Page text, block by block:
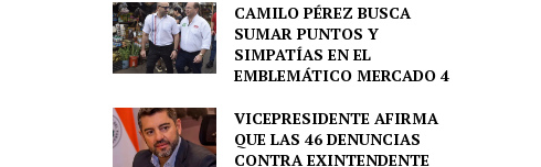
CAMILO PÉREZ BUSCA
SUMAR PUNTOS Y
SIMPATÍAS EN EL
EMBLEMÁTICO MERCADO 4
VICEPRESIDENTE AFIRMA
QUE LAS 46 DENUNCIAS
CONTRA EXINTENDENTE